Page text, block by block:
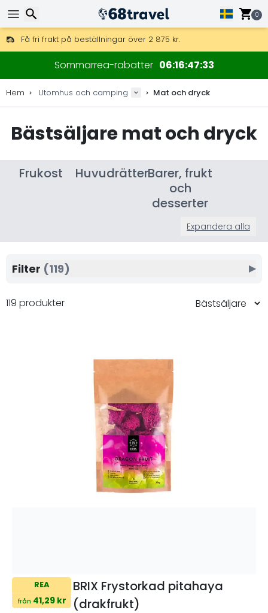
0
Få fri frakt på beställningar över 2 875 kr.
DHL Express över natten är också tillgängligt.
30 dagar för retur, 90 dagar för träkartor och dekorationer.
Sommarrea-rabatter 06164731
Hem Utomhus och camping Mat och dryck
Bästsäljare mat och dryck
Frukost HuvudrätterBarer, frukt
och
desserter
Expandera alla
119 produkter
REA
från 41,29 kr
BRIX Frystorkad pitahaya
(drakfrukt)
Filter (119) ▶
Sök